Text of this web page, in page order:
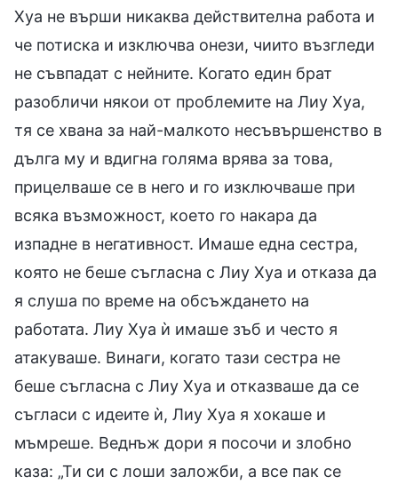
Хуа не върши никаква действителна работа и
че потиска и изключва онези, чиито възгледи
не съвпадат с нейните. Когато един брат
разобличи някои от проблемите на Лиу Хуа,
тя се хвана за най-малкото несъвършенство в
дълга му и вдигна голяма врява за това,
прицелваше се в него и го изключваше при
всяка възможност, което го накара да
изпадне в негативност. Имаше една сестра,
която не беше съгласна с Лиу Хуа и отказа да
я слуша по време на обсъждането на
работата. Лиу Хуа ѝ имаше зъб и често я
атакуваше. Винаги, когато тази сестра не
беше съгласна с Лиу Хуа и отказваше да се
съгласи с идеите ѝ, Лиу Хуа я хокаше и
мъмреше. Веднъж дори я посочи и злобно
каза: „Ти си с лоши заложби, а все пак се